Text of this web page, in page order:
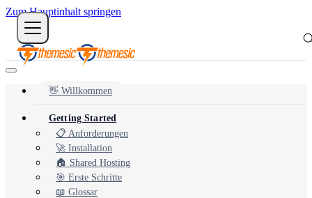
Zum Hauptinhalt springen
👋 Willkommen
Getting Started
📋 Anforderungen
🚀 Installation
🏠 Shared Hosting
🎯 Erste Schritte
📖 Glossar